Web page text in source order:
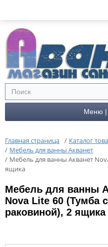
Меню |
Главная страница / Каталог
/ Мебель для ванны Акванет
/ Мебель для ванны Акванет
ящика
Мебель для ванны
Nova Lite 60 (Тумба с
раковиной), 2 ящика